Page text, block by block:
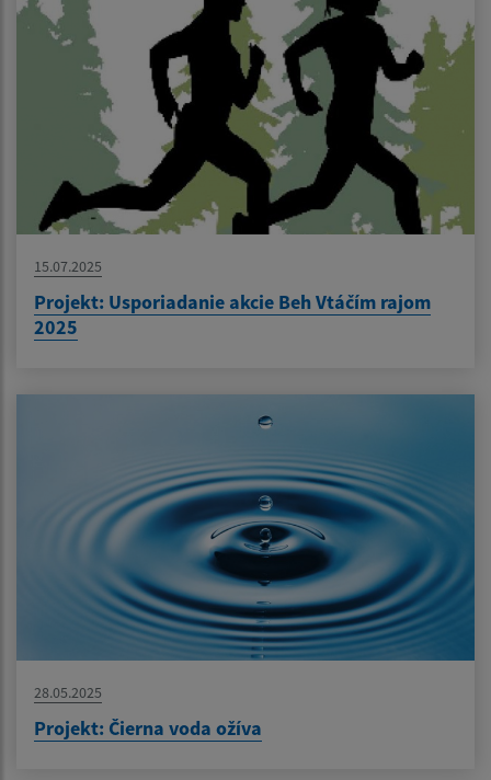
15.07.2025
Projekt: Usporiadanie akcie Beh Vtáčím rajom
2025
28.05.2025
Projekt: Čierna voda ožíva